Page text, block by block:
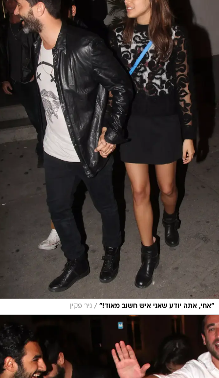
"אחי, אתה יודע שאני איש חשוב מאוד!" / ניר פקין